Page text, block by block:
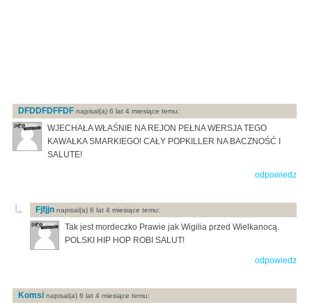
DFDDFDFFDF napisal(a) 6 lat 4 miesiące temu:
WJECHAŁA WŁAŚNIE NA REJON PEŁNA WERSJA TEGO
KAWAŁKA SMARKIEGO! CAŁY POPKILLER NA BACZNOŚĆ I
SALUTE!
odpowiedz
Fjfjjn napisal(a) 6 lat 4 miesiące temu:
Tak jest mordeczko Prawie jak Wigilia przed Wielkanocą.
POLSKI HIP HOP ROBI SALUT!
odpowiedz
Komsi napisal(a) 6 lat 4 miesiące temu: